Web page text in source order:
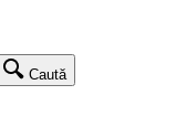
Caută